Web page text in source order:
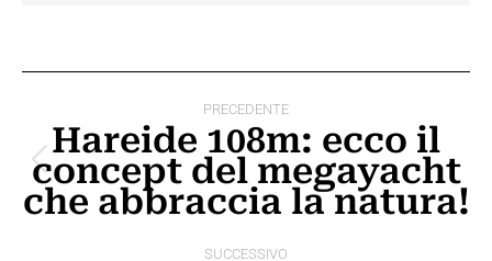
tra
post
PRECEDENTE
Post
precedente:
Hareide 108m: ecco il
concept del megayacht
che abbraccia la natura!
SUCCESSIVO